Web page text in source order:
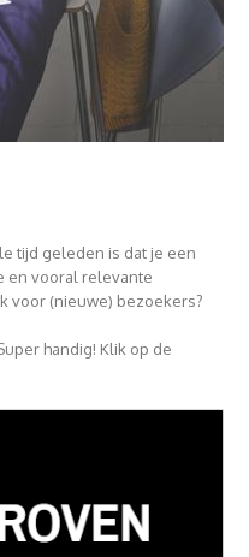
tijd geleden is dat je een
en vooral relevante
voor (nieuwe) bezoekers?
handig! Klik op de